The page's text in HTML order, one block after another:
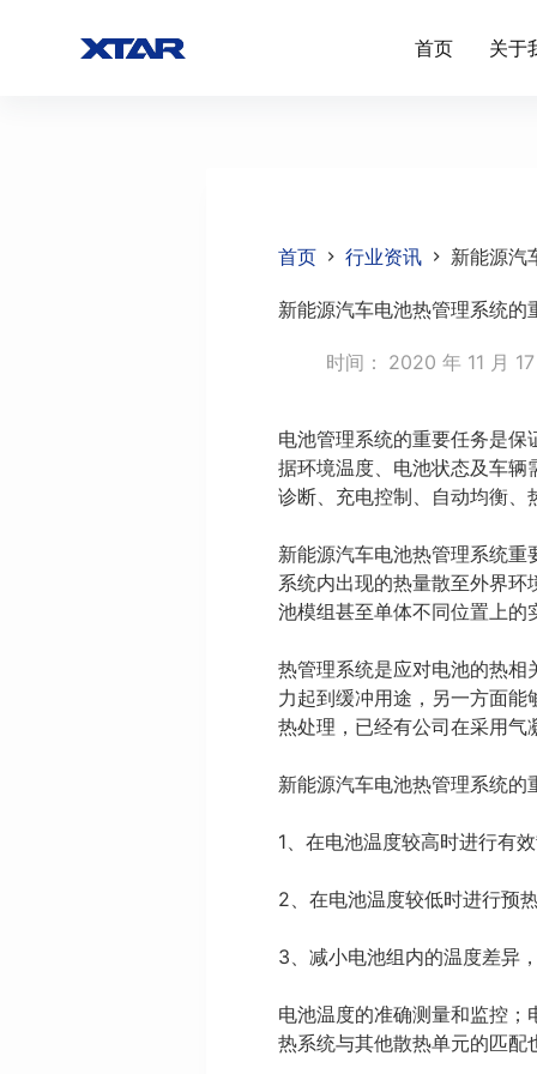
首页 关于
首页 行业资讯 新能源汽
新能源汽车电池热管理系统的
时间： 2020 年 11 月
电池管理系统的重要任务是
据环境温度、电池状态及车
诊断、充电控制、自动均衡、
新能源汽车电池热管理系统
系统内出现的热量散至外界
池模组甚至单体不同位置上
热管理系统是应对电池的热
力起到缓冲用途，另一方面
热处理，已经有公司在采用
新能源汽车电池热管理系统的
1、在电池温度较高时进行有
2、在电池温度较低时进行预
3、减小电池组内的温度差异
电池温度的准确测量和监控
热系统与其他散热单元的匹